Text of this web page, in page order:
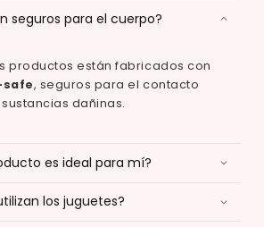
seguros para el cuerpo?
productos están fabricados con
, seguros para el contacto
dañinas.
es ideal para mí?
los juguetes?